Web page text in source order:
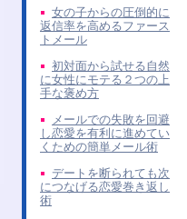
女の子からの圧倒的に
返信率を高めるファース
トメール
初対面から試せる自然
に女性にモテる２つの上
手な褒め方
メールでの失敗を回避
し恋愛を有利に進めてい
くための簡単メール術
デートを断られても次
につなげる恋愛巻き返し
術